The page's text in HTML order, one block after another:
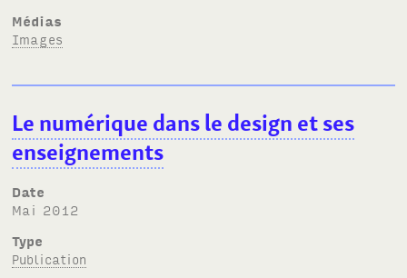
Médias
Images
Le numérique dans le design et ses
enseignements
Date
mai 2012
Type
Publication